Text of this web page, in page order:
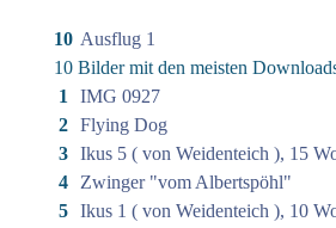
10 Ausflug 1
10 Bilder mit den meisten
1
IMG 0927
2 Flying Dog
3 Ikus 5 ( von Weidenteich ), 15
4
Zwinger "vom Albertspöhl"
5 Ikus 1 ( von Weidenteich ), 10